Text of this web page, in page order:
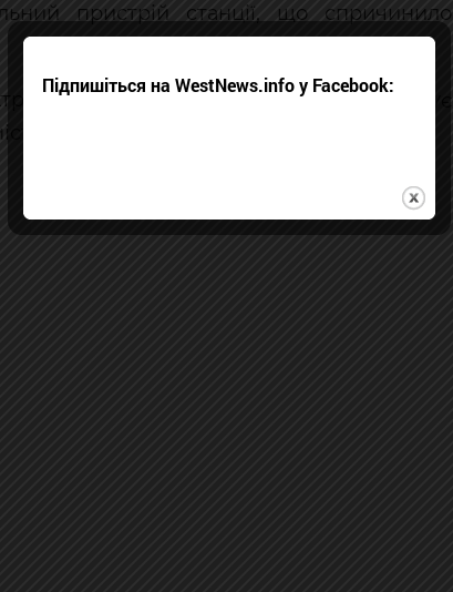
пристрій станції, що спричинило
та тепла в області, забезпечує
Підпишіться на WestNews.info у Facebook: